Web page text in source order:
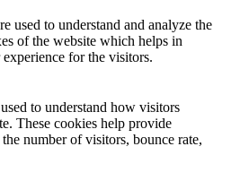
used to understand and analyze the
of the website which helps in
for the visitors.
to understand how visitors
These cookies help provide
number of visitors, bounce rate,